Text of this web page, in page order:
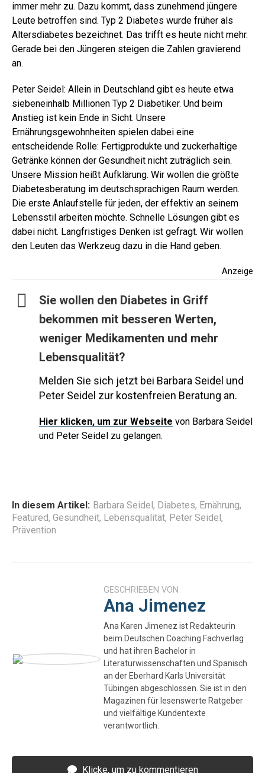
immer mehr zu. Dazu kommt, dass zunehmend jüngere
Leute betroffen sind. Typ 2 Diabetes wurde früher als
Altersdiabetes bezeichnet. Das trifft es heute nicht mehr.
Gerade bei den Jüngeren steigen die Zahlen gravierend
an.
Peter Seidel: Allein in Deutschland gibt es heute etwa
siebeneinhalb Millionen Typ 2 Diabetiker. Und beim
Anstieg ist kein Ende in Sicht. Unsere
Ernährungsgewohnheiten spielen dabei eine
entscheidende Rolle: Fertigprodukte und zuckerhaltige
Getränke können der Gesundheit nicht zuträglich sein.
Unsere Mission heißt Aufklärung. Wir wollen die größte
Diabetesberatung im deutschsprachigen Raum werden.
Die erste Anlaufstelle für jeden, der effektiv an seinem
Lebensstil arbeiten möchte. Schnelle Lösungen gibt es
dabei nicht. Langfristiges Denken ist gefragt. Wir wollen
den Leuten das Werkzeug dazu in die Hand geben.
Anzeige
Sie wollen den Diabetes in Griff
bekommen mit besseren Werten,
weniger Medikamenten und mehr
Lebensqualität?
Melden Sie sich jetzt bei Barbara Seidel und
Peter Seidel zur kostenfreien Beratung an.
Hier klicken, um zur Webseite von Barbara Seidel
und Peter Seidel zu gelangen.
In diesem Artikel: Barbara Seidel , Diabetes, Ernährung,
Featured, Gesundheit, Lebensqualität, Peter Seidel ,
Prävention
GESCHRIEBEN VON
Ana Jimenez
Ana Karen Jimenez ist Redakteurin
beim Deutschen Coaching Fachverlag
und hat ihren Bachelor in
Literaturwissenschaften und Spanisch
an der Eberhard Karls Universität
Tübingen abgeschlossen. Sie ist in den
Magazinen für lesenswerte Ratgeber
und vielfältige Kundentexte
verantwortlich.
Klicke, um zu kommentieren